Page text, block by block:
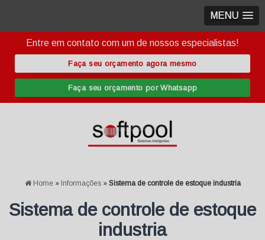
MENU
Entre em contato com um de nossos especialistas!
Faça seu orçamento agora mesmo
Faça seu orçamento por Whatsapp
Home » Informações » Sistema de controle de estoque industria
Sistema de controle de estoque
industria